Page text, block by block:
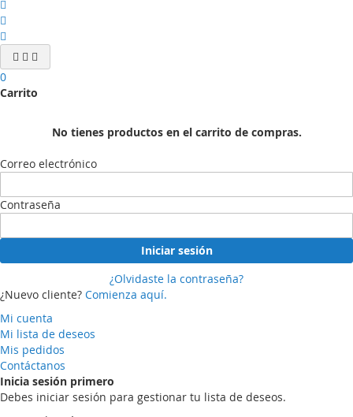
0
Carrito
No tienes productos en el carrito de compras.
Correo electrónico
Contraseña
Iniciar sesión
¿Olvidaste la contraseña?
¿Nuevo cliente? Comienza aquí.
Mi cuenta
Mi lista de deseos
Mis pedidos
Contáctanos
Inicia sesión primero
Debes iniciar sesión para gestionar tu lista de deseos.